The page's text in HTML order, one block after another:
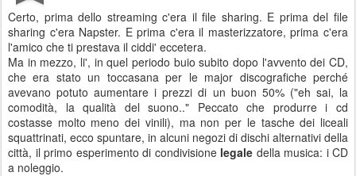
Certo, prima dello streaming c'era il file sharing. E prima del file
sharing c'era Napster. E prima c'era il masterizzatore, prima c'era
l'amico che ti prestava il ciddi' eccetera.
Ma in mezzo, li', in quel periodo buio subito dopo l'avvento dei CD,
che era stato un toccasana per le major discografiche perché
avevano potuto aumentare i prezzi di un buon 50% ("eh sai, la
comodità, la qualità del suono.." Peccato che produrre i cd
costasse molto meno dei vinili), ma non per le tasche dei liceali
squattrinati, ecco spuntare, in alcuni negozi di dischi alternativi della
città, il primo esperimento di condivisione legale della musica: i CD
a noleggio.